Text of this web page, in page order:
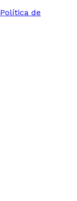
Política de